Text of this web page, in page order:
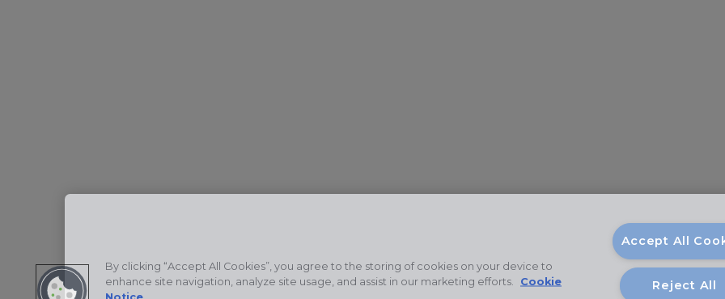
By clicking “Accept All Cookies”, you agree to the storing of cookies on your device to
enhance site navigation, analyze site usage, and assist in our marketing efforts.
Cookie
Accept All
Reject All